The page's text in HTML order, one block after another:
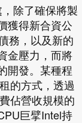
除了確保將製
獲得新合資公
務，以及新的
金壓力，而將
開發。某種程
的方式，透過
佔營收規模的
巨擘Intel持